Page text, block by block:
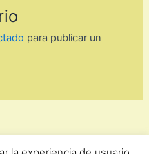
para publicar un